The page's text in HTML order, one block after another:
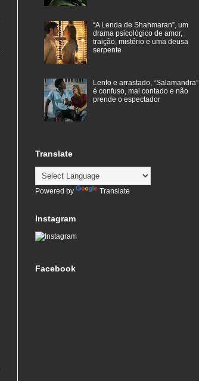
“A Lenda de Shahmaran”, um
drama psicológico de amor,
traição, mistério e uma deusa
serpente
Lento e arrastado, “Salamandra”
é confuso, mal contado e não
prende o espectador
Translate
Powered by Translate
Instagram
Facebook